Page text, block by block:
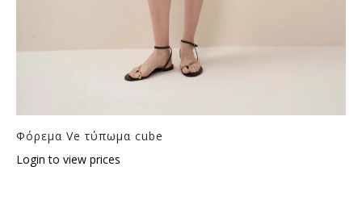
Φόρεμα Ve τύπωμα cube
Login to view prices